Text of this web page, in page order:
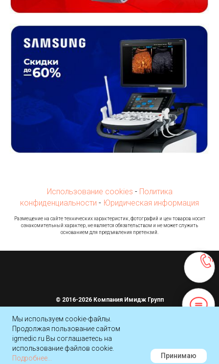
Мы используем cookie-файлы.
Продолжая пользование сайтом
igmedic.ru Вы соглашаетесь на
использование файлов cookie.
Подробнее...
Принимаю
Использование cookies - Политика
конфиденциальности - Юридическая информация
Размещение на сайте технических характеристик, фотографий и цен товаров носит
ознакомительный характер, не является обязательством и не может служить
основанием для предъявления претензий.
© 2016-2026 Компания Имидж Групп
Наверх